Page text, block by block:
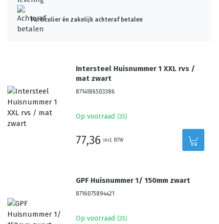
Particulier én zakelijk achteraf betalen
Intersteel Huisnummer 1 XXL rvs /
mat zwart
8714186503386
Op voorraad (35)
77,36 incl. BTW
GPF Huisnummer 1/ 150mm zwart
8716075894421
Op voorraad (35)